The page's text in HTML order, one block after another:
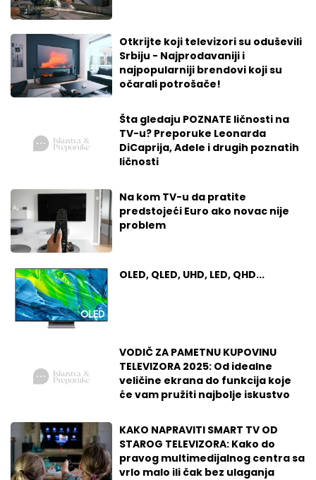
Otkrijte koji televizori su oduševili
Srbiju - Najprodavaniji i
najpopularniji brendovi koji su
očarali potrošače!
Šta gledaju POZNATE ličnosti na
TV-u? Preporuke Leonarda
DiCaprija, Adele i drugih poznatih
ličnosti
Na kom TV-u da pratite
predstojeći Euro ako novac nije
problem
OLED, QLED, UHD, LED, QHD...
VODIČ ZA PAMETNU KUPOVINU
TELEVIZORA 2025: Od idealne
veličine ekrana do funkcija koje
će vam pružiti najbolje iskustvo
KAKO NAPRAVITI SMART TV OD
STAROG TELEVIZORA: Kako do
pravog multimedijalnog centra sa
vrlo malo ili čak bez ulaganja